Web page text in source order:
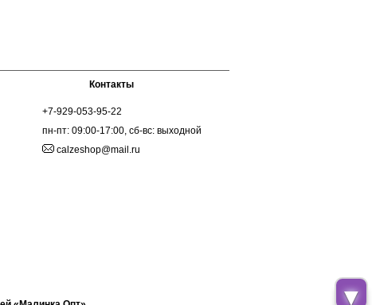
▼
Контакты
+7-929-053-95-22
пн-пт: 09:00-17:00, сб-вс: выходной
calzeshop@mail.ru